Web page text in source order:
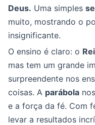
Deus. Uma simples
muito, mostrando o
insignificante.
O ensino é claro: o
mas tem um grande
surpreendente nos
coisas. A parábola
e a força da fé. Com
levar a resultados